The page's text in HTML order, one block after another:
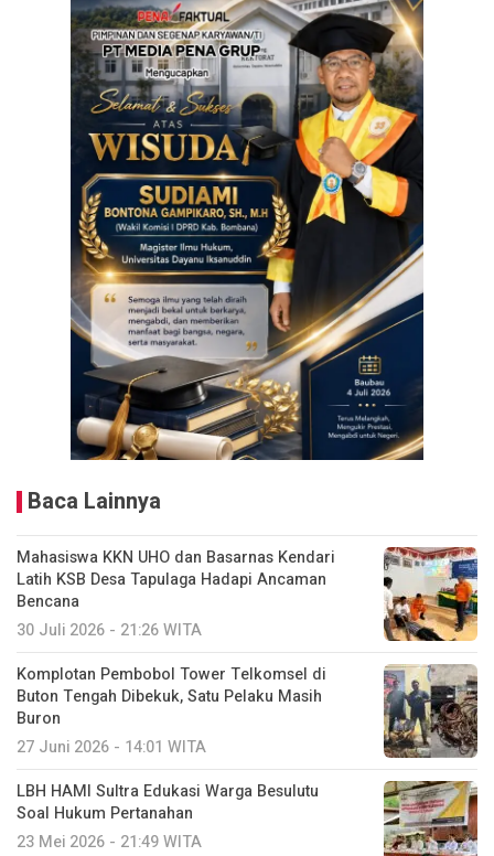
Baca Lainnya
Mahasiswa KKN UHO dan Basarnas Kendari
Latih KSB Desa Tapulaga Hadapi Ancaman
Bencana
30 Juli 2026 - 21:26 WITA
Komplotan Pembobol Tower Telkomsel di
Buton Tengah Dibekuk, Satu Pelaku Masih
Buron
27 Juni 2026 - 14:01 WITA
LBH HAMI Sultra Edukasi Warga Besulutu
Soal Hukum Pertanahan
23 Mei 2026 - 21:49 WITA